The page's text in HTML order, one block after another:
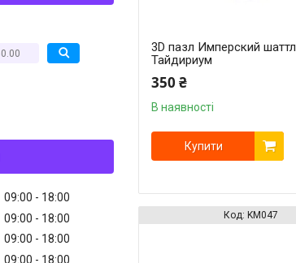
3D пазл Имперский шаттл
Тайдириум
350 ₴
В наявності
Купити
KM047
09:00
18:00
09:00
18:00
09:00
18:00
09:00
18:00